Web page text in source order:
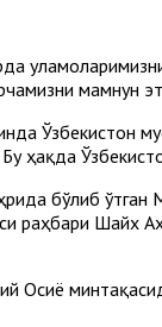
мамнун
Ўзбекистон
Бу ҳақда
бўлиб
раҳбари Шайх
Осиё